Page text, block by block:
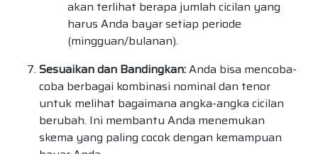
akan terlihat berapa jumlah cicilan yang
harus Anda bayar setiap periode
(mingguan/bulanan).
Sesuaikan dan Bandingkan:Anda bisa mencoba-
coba berbagai kombinasi nominal dan tenor
untuk melihat bagaimana angka-angka cicilan
berubah. Ini membantu Anda menemukan
skema yang paling cocok dengan kemampuan